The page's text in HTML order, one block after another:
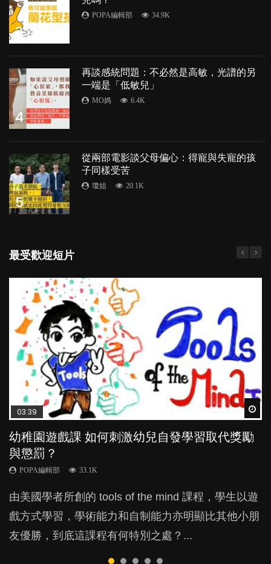
3
POPA編輯部 34.9K
4
再談感統問題：不必然是高敏，光譜的另
一端是「低敏兒」
MO媽 6.4K
5
從兩部電影談父母偏心：得寵與失寵的孩
子同樣受苦
瓊姐 20.1K
最受歡迎短片
03:39
幼稚園遊戲課 如何刺激幼兒自發學習取代獎勵
與懲罰？
POPA編輯部 33.1K
由美國學者所創的 tools of the mind 課程，學生以遊
戲方式學習，學術能力和自制能力亦明顯比其他小朋
友優勝，到底這課程有何特別之處？...
04:59
幼兒playgroup真係玩耍中學習？研究指BB 15個
月大前上堂不見效果
POPA編輯部 47.1K
現今小朋友的起跑線，愈推愈前。雖然政府並無官方
的統計數字，但粗略估算，香港至少有六、七百家早
期教育中心，但孩子是否愈早上Playgroup愈好？...
03:02
老公患產後憂鬱症對BB的影響
POPA編輯部
鬱，影響日常生活，嚴重的甚至會有自殺，或傷害小
朋友的念頭。但為何爸爸患上產後抑鬱往往難以察
覺？...
04:06
全職好？在職好？｜全職媽媽與在職媽媽的壓
力與價值
POPA編輯部 25.8K
許多媽媽心底可能都有一刻掙扎過：究竟全職好，還
是在職好。雖說每個家庭都有自己的獨特狀況和考慮
因素，但原來全職和在職媽媽所養育的子女其實都各
04:18
凡事以BB為中心，就係好爸媽？｜別忽視父母
的身心虛耗
POPA編輯部 31.5K
父母日夜無間、身心俱疲地照顧BB，如何做到正向
教養？部份父母更會為了小朋友放棄自己的嗜好、減
少出席朋友聚會等等，你以為會換來美好的親子關
係，有助小朋友成長，但原來父母身心虛耗對孩子的